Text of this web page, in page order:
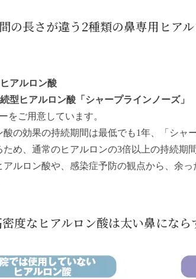
の長さが違う2種類の鼻専用ヒアル
アルロン酸
型ヒアルロン酸「 シャープラインノーズ」
をご用意しています。
の効果の持続期間は最低でも1年、「 シャ
ため、通常のヒアルロンの3倍以上の持続期
アルロン酸や、感染症予防の観点から、余
度なヒアルロン酸は太い鼻になら